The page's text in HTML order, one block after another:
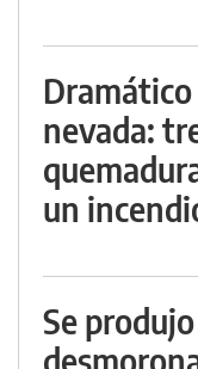
nevada:
un
Se